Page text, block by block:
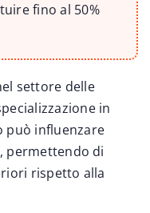
fino al 50%
settore delle
in
può influenzare
permettendo di
rispetto alla